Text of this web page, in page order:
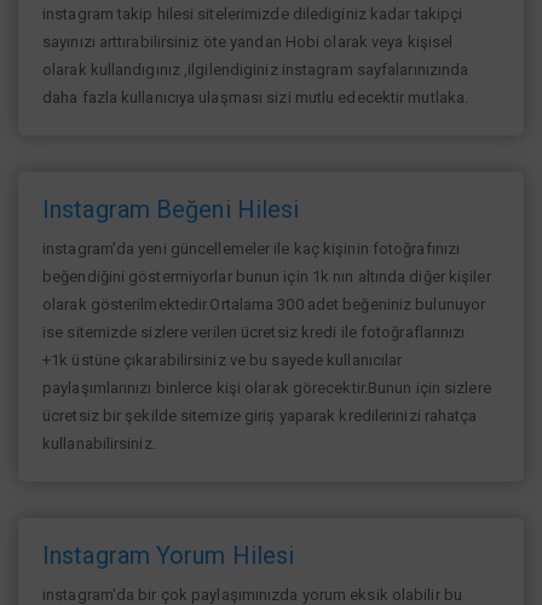
instagram takip hilesi sitelerimizde dilediginiz kadar takipçi
sayınızı arttırabilirsiniz öte yandan Hobi olarak veya kişisel
olarak kullandıgınız ,ilgilendiginiz instagram sayfalarınızında
daha fazla kullanıcıya ulaşması sizi mutlu edecektir mutlaka.
Instagram Beğeni Hilesi
instagram'da yeni güncellemeler ile kaç kişinin fotoğrafınızı
beğendiğini göstermiyorlar bunun için 1k nın altında diğer kişiler
olarak gösterilmektedir.Ortalama 300 adet beğeniniz bulunuyor
ise sitemizde sizlere verilen ücretsiz kredi ile fotoğraflarınızı
+1k üstüne çıkarabilirsiniz ve bu sayede kullanıcılar
paylaşımlarınızı binlerce kişi olarak görecektir.Bunun için sizlere
ücretsiz bir şekilde sitemize giriş yaparak kredilerinizi rahatça
kullanabilirsiniz.
Instagram Yorum Hilesi
instagram'da bir çok paylaşımınızda yorum eksik olabilir bu